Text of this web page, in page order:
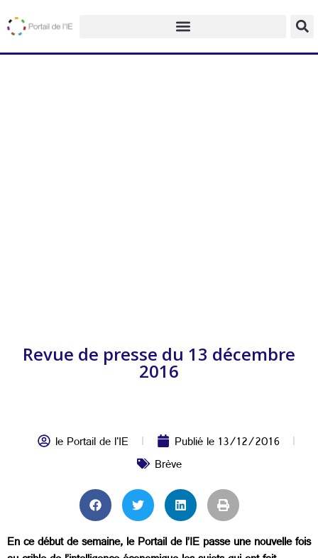
Revue de presse du 13 décembre
2016
le Portail de l'IE Publié le13/12/2016
Brève
En ce début de semaine, le Portail de l’IE passe une nouvelle fois